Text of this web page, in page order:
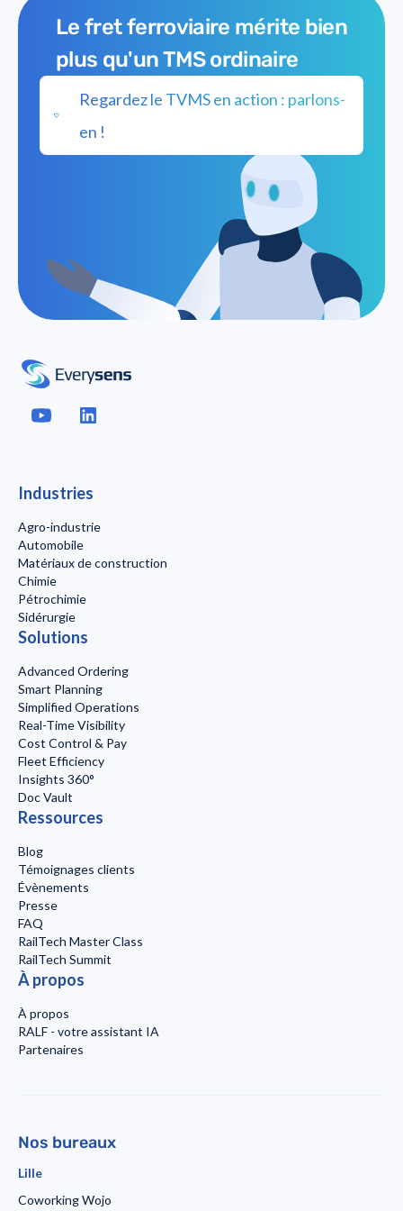
Le fret ferroviaire mérite bien
plus qu'un TMS ordinaire
Regardez le TVMS en action : parlons-
en !
Industries
Agro-industrie
Automobile
Matériaux de construction
Chimie
Pétrochimie
Sidérurgie
Solutions
Advanced Ordering
Smart Planning
Simplified Operations
Real-Time Visibility
Cost Control & Pay
Fleet Efficiency
Insights 360°
Doc Vault
Ressources
Blog
Témoignages clients
Évènements
Presse
FAQ
RailTech Master Class
RailTech Summit
À propos
À propos
RALF - votre assistant IA
Partenaires
Nos bureaux
Lille
Coworking Wojo